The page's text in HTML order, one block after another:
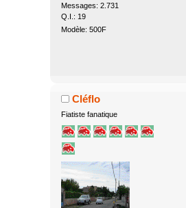
Messages: 2.731
Q.I.: 19
Modèle: 500F
Cléflo
Fiatiste fanatique